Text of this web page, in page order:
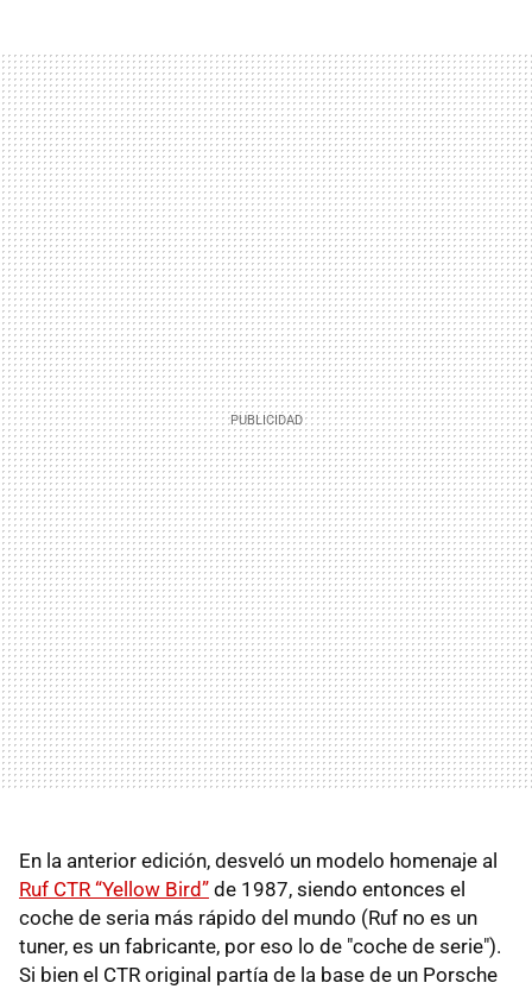
En la anterior edición, desveló un modelo homenaje al
Ruf CTR “Yellow Bird” de 1987, siendo entonces el
coche de seria más rápido del mundo (Ruf no es un
tuner, es un fabricante, por eso lo de "coche de serie").
Si bien el CTR original partía de la base de un Porsche